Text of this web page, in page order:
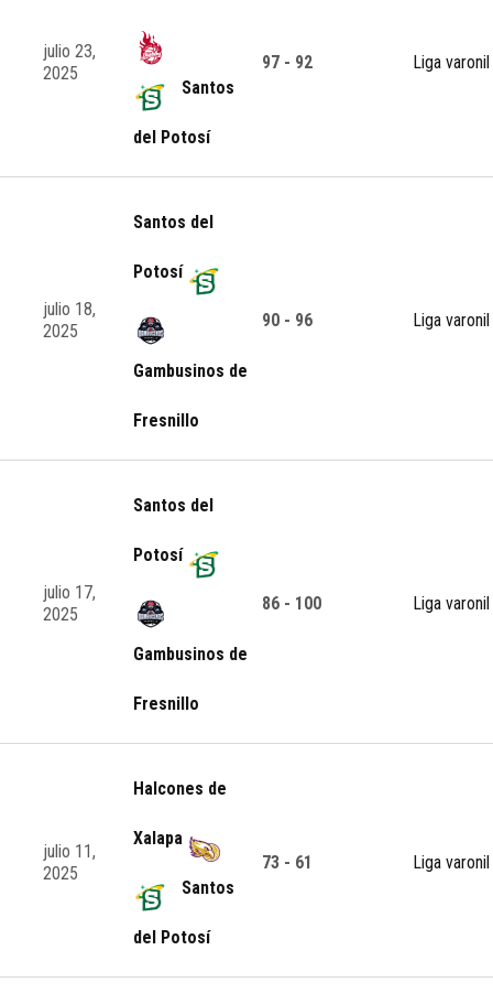
julio 23,
2025
Santos
del Potosí
97 - 92 Liga varonil
julio 18,
2025
Santos del
Potosí
Gambusinos de
Fresnillo
90 - 96 Liga varonil
julio 17,
2025
Santos del
Potosí
Gambusinos de
Fresnillo
86 - 100 Liga varonil
julio 11,
2025
Halcones de
Xalapa
Santos
del Potosí
73 - 61 Liga varonil